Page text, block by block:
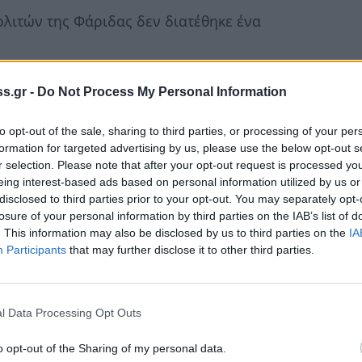
- Do Not Process My Personal Information
opt-out of the sale, sharing to third parties, or processing of your
for targeted advertising by us, please use the below opt-out
selection. Please note that after your opt-out request is processed
interest-based ads based on personal information utilized by us
to third parties prior to your opt-out. You may separately
of your personal information by third parties on the IAB’s list of
This information may also be disclosed by us to third parties on the
Participants that may further disclose it to other third parties.
Data Processing Opt Outs
opt-out of the Sharing of my personal data.
της Φάριδας δεν διατέθηκε ένα
ασφάλτου και ρείθρων, θάμνοι και
κανείς δεν παίρνει πρωτοβουλία
κινδυμεύουν. Το ίδιο και οι
τους στον δρόμο προς τον Ταύγετο…
προς Καταφύγιο είναι φανερός. Κάθε
άνθρωποι που κινούνται
με ένα γκρεϊντερ και έναν εκσκαφέα
για ότι συμβεί αύριο;